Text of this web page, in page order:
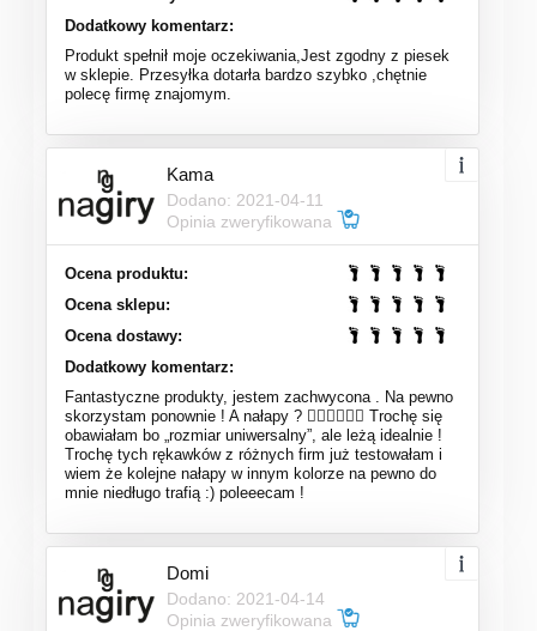
Dodatkowy komentarz:
Produkt spełnił moje oczekiwania,Jest zgodny z piesek
w sklepie. Przesyłka dotarła bardzo szybko ,chętnie
polecę firmę znajomym.
Kama
Dodano: 2021-04-11
Opinia zweryfikowana
Ocena produktu:
Ocena sklepu:
Ocena dostawy:
Dodatkowy komentarz:
Fantastyczne produkty, jestem zachwycona . Na pewno
skorzystam ponownie ! A nałapy ? 👌🏻👌🏻👌🏻 Trochę się
obawiałam bo „rozmiar uniwersalny”, ale leżą idealnie !
Trochę tych rękawków z różnych firm już testowałam i
wiem że kolejne nałapy w innym kolorze na pewno do
mnie niedługo trafią :) poleeecam !
Domi
Dodano: 2021-04-14
Opinia zweryfikowana